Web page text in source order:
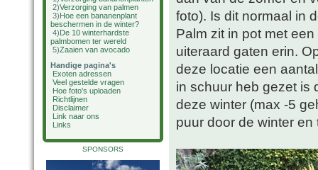
2)Verzorging van palmen
3)Hoe een bananenplant
beschermen in de winter?
4)De 10 winterhardste
palmbomen ter wereld
5)Zaaien van avocado
Handige pagina's
Exoten adressen
Veel gestelde vragen
Hoe foto's uploaden
Richtlijnen
Disclaimer
Link naar ons
Links
SPONSORS
foto). Is dit normaal in
Palm zit in pot met
uiteraard gaten erin.
deze locatie een
in schuur heb gezet is
deze winter (max -5
puur door de winter